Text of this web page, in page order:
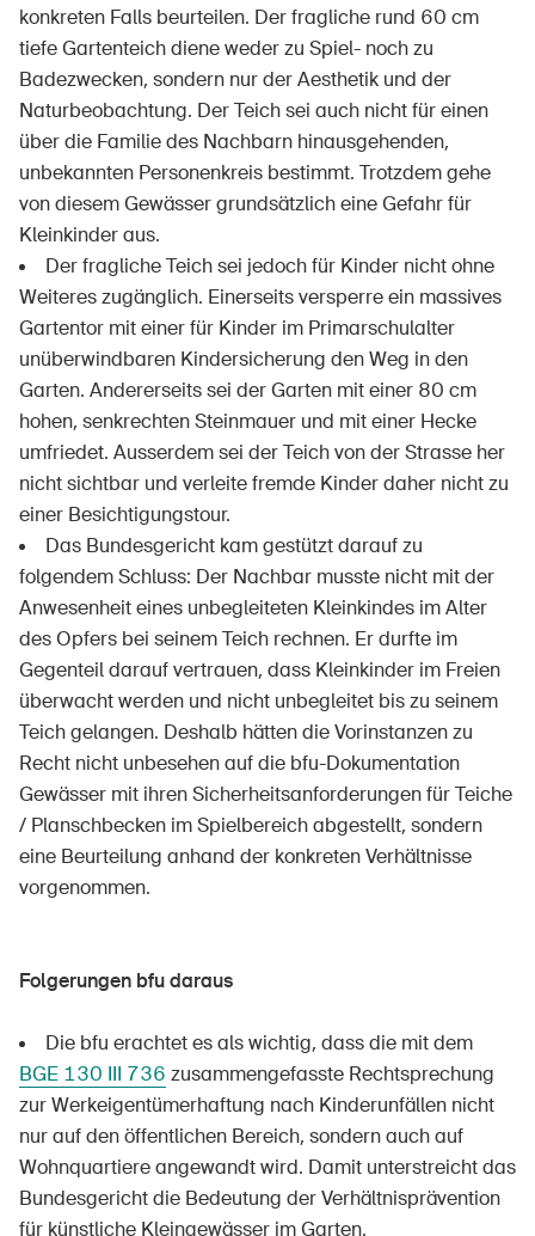
konkreten Falls beurteilen. Der fragliche rund 60 cm
tiefe Gartenteich diene weder zu Spiel- noch zu
Badezwecken, sondern nur der Aesthetik und der
Naturbeobachtung. Der Teich sei auch nicht für einen
über die Familie des Nachbarn hinausgehenden,
unbekannten Personenkreis bestimmt. Trotzdem gehe
von diesem Gewässer grundsätzlich eine Gefahr für
Kleinkinder aus.
Der fragliche Teich sei jedoch für Kinder nicht ohne
Weiteres zugänglich. Einerseits versperre ein massives
Gartentor mit einer für Kinder im Primarschulalter
unüberwindbaren Kindersicherung den Weg in den
Garten. Andererseits sei der Garten mit einer 80 cm
hohen, senkrechten Steinmauer und mit einer Hecke
umfriedet. Ausserdem sei der Teich von der Strasse her
nicht sichtbar und verleite fremde Kinder daher nicht zu
einer Besichtigungstour.
Das Bundesgericht kam gestützt darauf zu
folgendem Schluss: Der Nachbar musste nicht mit der
Anwesenheit eines unbegleiteten Kleinkindes im Alter
des Opfers bei seinem Teich rechnen. Er durfte im
Gegenteil darauf vertrauen, dass Kleinkinder im Freien
überwacht werden und nicht unbegleitet bis zu seinem
Teich gelangen. Deshalb hätten die Vorinstanzen zu
Recht nicht unbesehen auf die bfu-Dokumentation
Gewässer mit ihren Sicherheitsanforderungen für Teiche
/ Planschbecken im Spielbereich abgestellt, sondern
eine Beurteilung anhand der konkreten Verhältnisse
vorgenommen.
Folgerungen bfu daraus
Die bfu erachtet es als wichtig, dass die mit dem
BGE 130 III 736 zusammengefasste Rechtsprechung
zur Werkeigentümerhaftung nach Kinderunfällen nicht
nur auf den öffentlichen Bereich, sondern auch auf
Wohnquartiere angewandt wird. Damit unterstreicht das
Bundesgericht die Bedeutung der Verhältnisprävention
für künstliche Kleingewässer im Garten.